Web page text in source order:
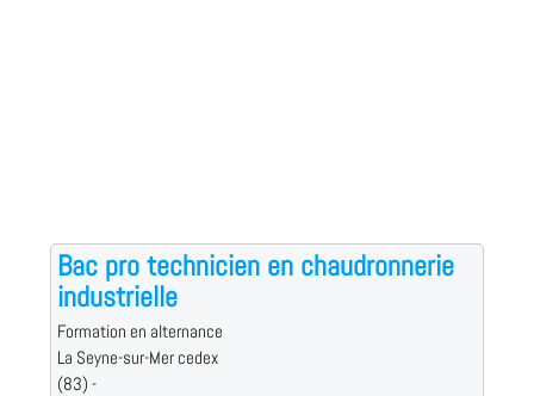
Bac pro technicien en chaudronnerie
industrielle
Formation en alternance
La Seyne-sur-Mer cedex
(83) -